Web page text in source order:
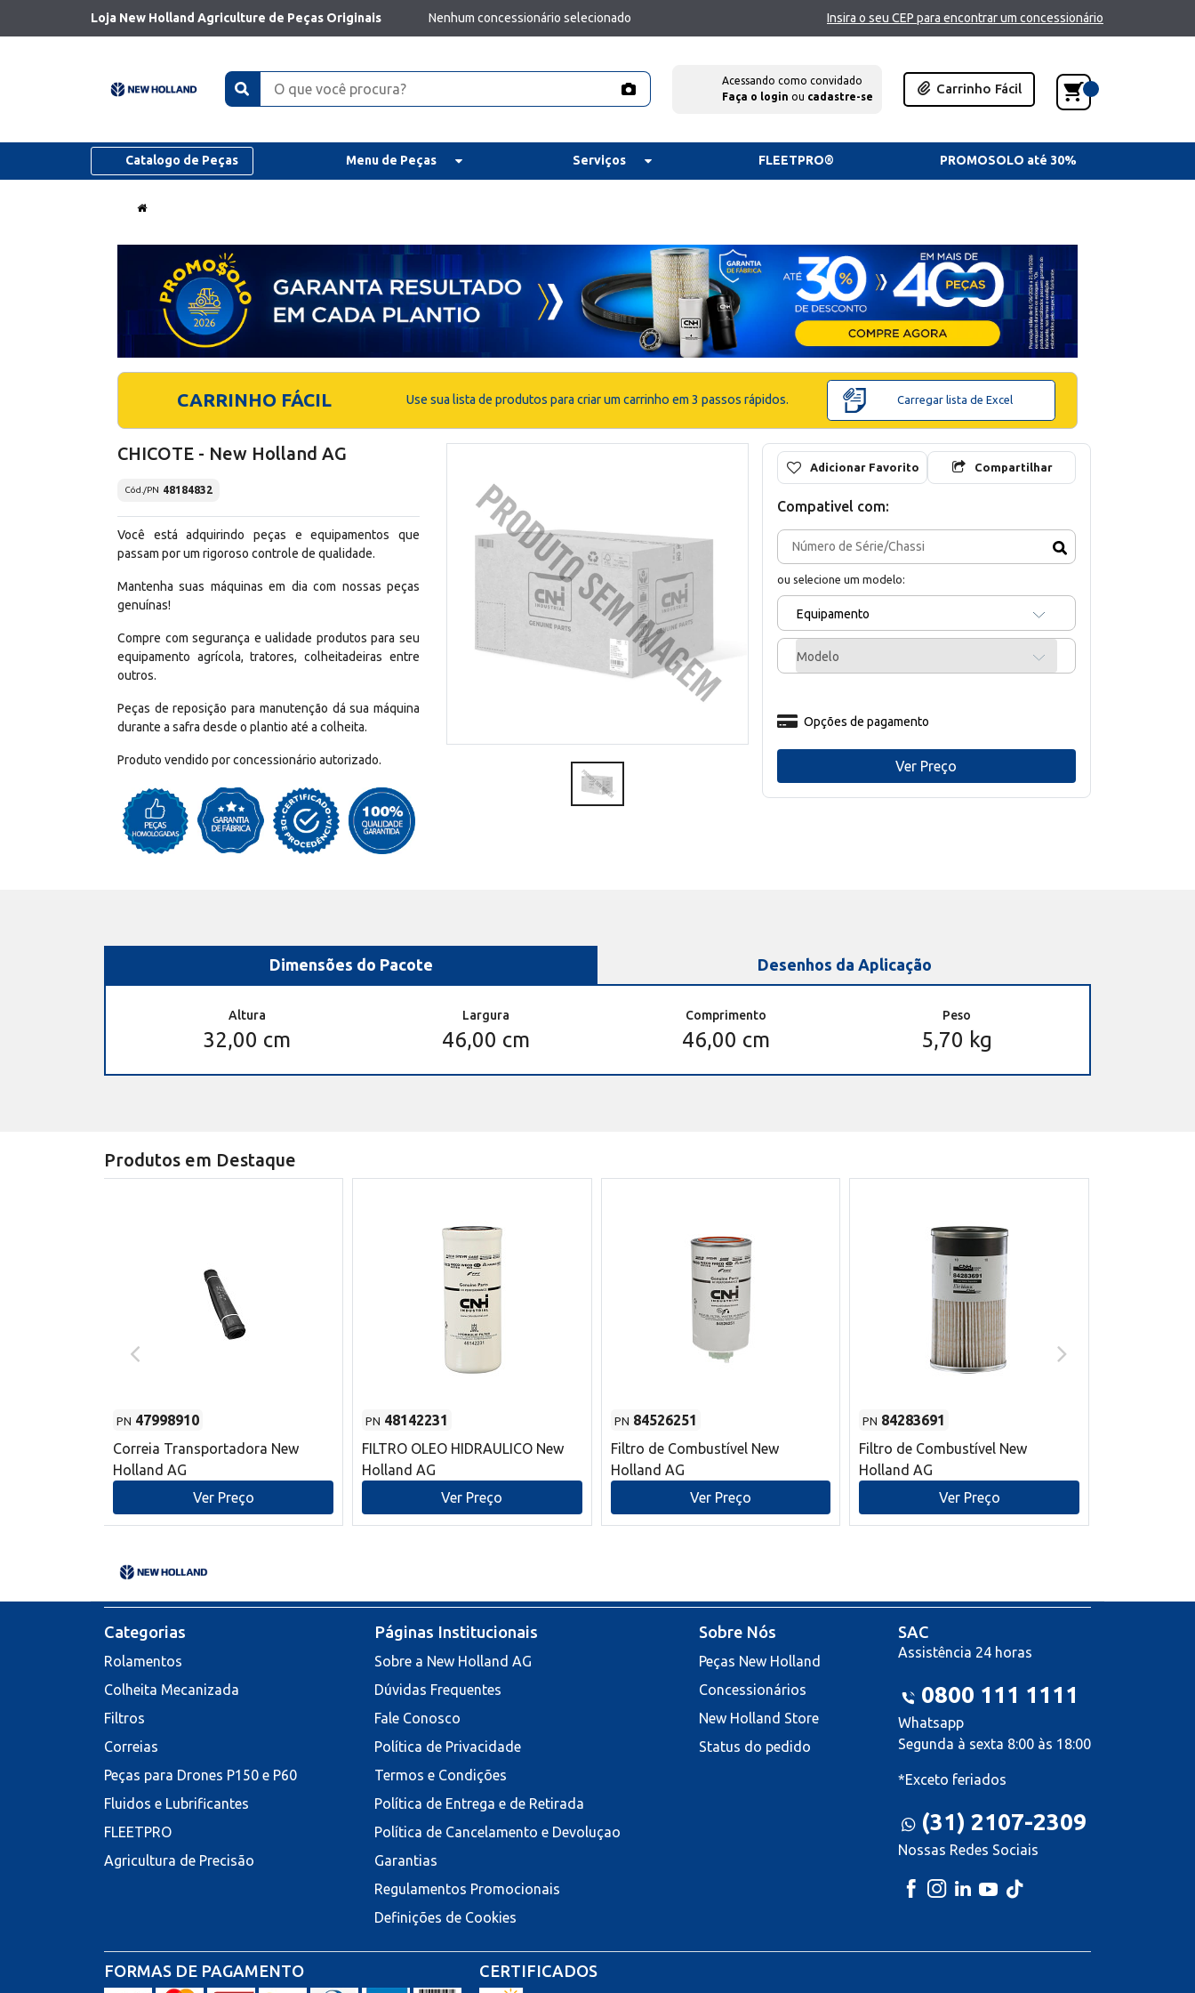
Loja New Holland Agriculture de Peças Originais Nenhum concessionário selecionado Insira o seu CEP para encontrar um concessionário
Acessando como convidado
Faça o login ou cadastre-se
Carrinho Fácil
Catalogo de Peças Menu de Peças Serviços FLEETPRO® PROMOSOLO até 30%
CARRINHO FÁCIL Use sua lista de produtos para criar um carrinho em 3 passos rápidos. Carregar lista de Excel
CHICOTE - New Holland AG
Cód./PN 48184832
Você está adquirindo peças e equipamentos que
passam por um rigoroso controle de qualidade.
Mantenha suas máquinas em dia com nossas peças
genuínas!
Compre com segurança e ualidade produtos para seu
equipamento agrícola, tratores, colheitadeiras entre
outros.
Peças de reposição para manutenção dá sua máquina
durante a safra desde o plantio até a colheita.
Produto vendido por concessionário autorizado.
Adicionar Favorito Compartilhar
Compativel com:
ou selecione um modelo:
Equipamento
Modelo
Opções de pagamento
Ver Preço
Dimensões do Pacote Desenhos da Aplicação
Altura
32,00 cm
Largura
46,00 cm
Comprimento
46,00 cm
Peso
5,70 kg
Produtos em Destaque
PN 47998910
Correia Transportadora New
Holland AG
Ver Preço
PN 48142231
FILTRO OLEO HIDRAULICO New
Holland AG
Ver Preço
PN 84526251
Filtro de Combustível New
Holland AG
Ver Preço
PN 84283691
Filtro de Combustível New
Holland AG
Ver Preço
Categorias
Rolamentos
Colheita Mecanizada
Filtros
Correias
Peças para Drones P150 e P60
Fluidos e Lubrificantes
FLEETPRO
Agricultura de Precisão
Páginas Institucionais
Sobre a New Holland AG
Dúvidas Frequentes
Fale Conosco
Política de Privacidade
Termos e Condições
Política de Entrega e de Retirada
Política de Cancelamento e Devoluçao
Garantias
Regulamentos Promocionais
Definições de Cookies
Sobre Nós
Peças New Holland
Concessionários
New Holland Store
Status do pedido
SAC
Assistência 24 horas
0800 111 1111
Whatsapp
Segunda à sexta 8:00 às 18:00
*Exceto feriados
(31) 2107-2309
Nossas Redes Sociais
FORMAS DE PAGAMENTO CERTIFICADOS